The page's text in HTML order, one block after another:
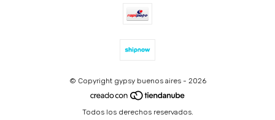
© Copyright gypsy buenos aires - 2026
Todos los derechos reservados.